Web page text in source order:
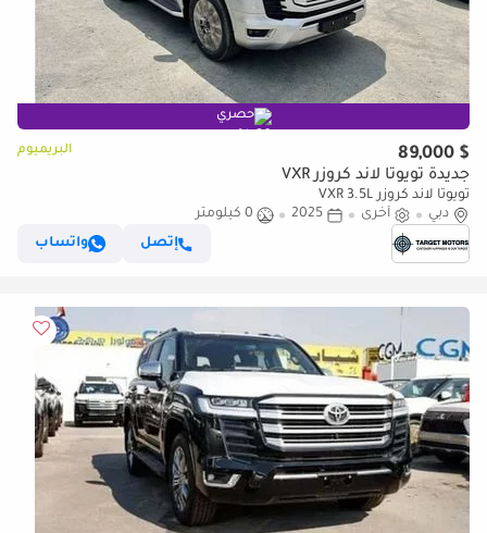
حصري
$ 89,000 البريميوم
جديدة تويوتا لاند كروزر VXR
تويوتا لاند كروزر VXR 3.5L
دبي
أخرى 2025
0 كيلومتر
إتصل
واتساب